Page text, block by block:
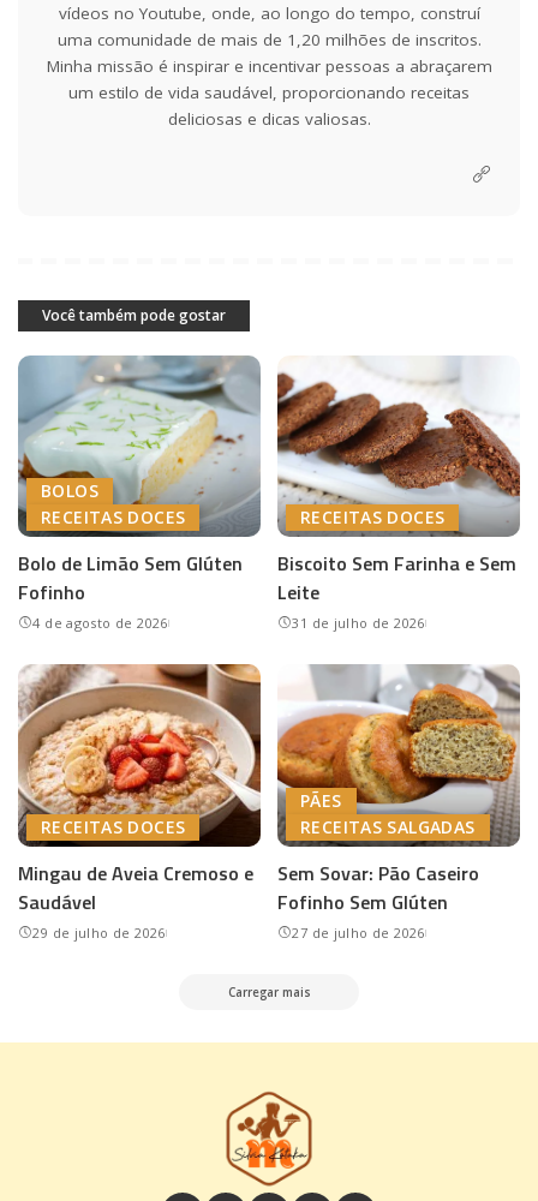
vídeos no Youtube, onde, ao longo do tempo, construí
uma comunidade de mais de 1,20 milhões de inscritos.
Minha missão é inspirar e incentivar pessoas a abraçarem
um estilo de vida saudável, proporcionando receitas
deliciosas e dicas valiosas.
Você também pode gostar
BOLOS
RECEITAS DOCES
Bolo de Limão Sem Glúten
Fofinho
4 de agosto de 2026
RECEITAS DOCES
Biscoito Sem Farinha e Sem
Leite
31 de julho de 2026
RECEITAS DOCES
Mingau de Aveia Cremoso e
Saudável
29 de julho de 2026
PÃES
RECEITAS SALGADAS
Sem Sovar: Pão Caseiro
Fofinho Sem Glúten
27 de julho de 2026
Carregar mais